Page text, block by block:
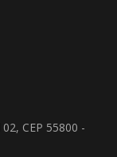
CEP 55800 -